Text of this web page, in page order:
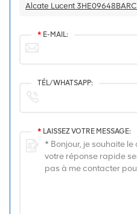
* E-MAIL:
TÉL/WHATSAPP:
* LAISSEZ VOTRE MESSAGE: